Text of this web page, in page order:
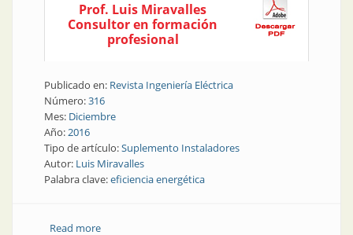
Prof. Luis Miravalles
Consultor en formación
profesional
Publicado en: Revista Ingeniería Eléctrica
Número:316
Mes: Diciembre
Año:2016
Tipo de artículo:Suplemento Instaladores
Autor: Luis Miravalles
Palabra clave:eficiencia energética
Read moreabout Suplemento Instaladores | Eficiencia